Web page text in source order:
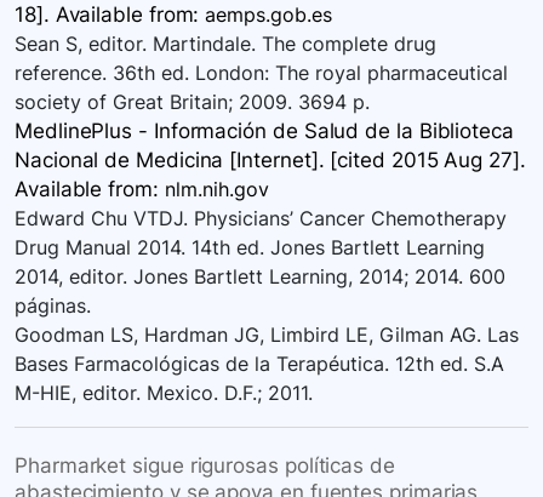
18]. Available from:aemps.gob.es
Sean S, editor. Martindale. The complete drug
reference. 36th ed. London: The royal pharmaceutical
society of Great Britain; 2009. 3694 p.
MedlinePlus - Información de Salud de la Biblioteca
Nacional de Medicina [Internet]. [cited 2015 Aug 27].
Available from: nlm.nih.gov
Edward Chu VTDJ. Physicians’ Cancer Chemotherapy
Drug Manual 2014. 14th ed. Jones Bartlett Learning
2014, editor. Jones Bartlett Learning, 2014; 2014. 600
páginas.
Goodman LS, Hardman JG, Limbird LE, Gilman AG. Las
Bases Farmacológicas de la Terapéutica. 12th ed. S.A
M-HIE, editor. Mexico. D.F.; 2011.
Pharmarket sigue rigurosas políticas de